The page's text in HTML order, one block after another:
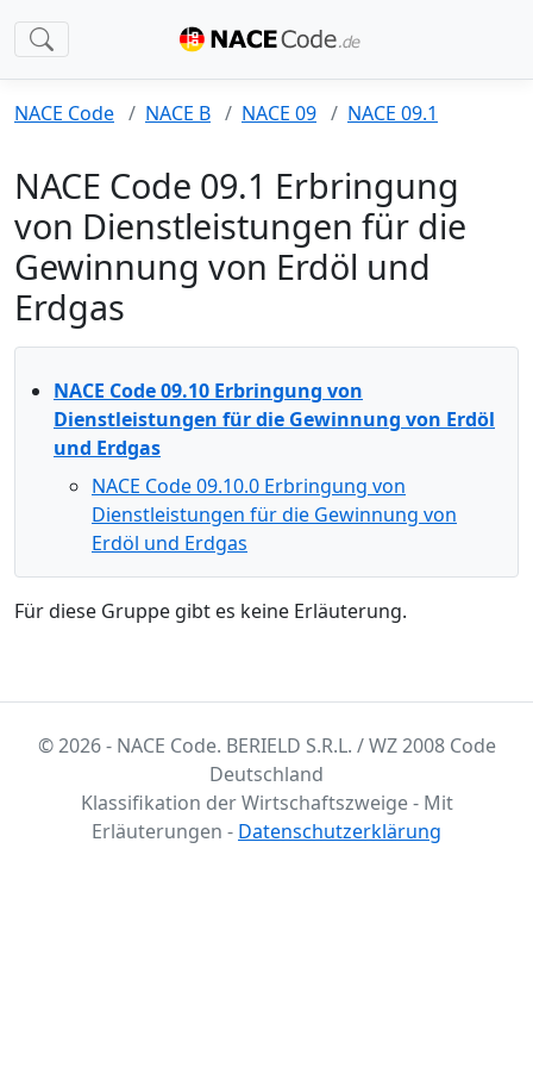
NACE Code NACE B NACE 09 NACE 09.1
NACE Code 09.1 Erbringung
von Dienstleistungen für die
Gewinnung von Erdöl und
Erdgas
NACE Code 09.10 Erbringung von
Dienstleistungen für die Gewinnung von Erdöl
und Erdgas
NACE Code 09.10.0 Erbringung von
Dienstleistungen für die Gewinnung von
Erdöl und Erdgas
Für diese Gruppe gibt es keine Erläuterung.
© 2026 - NACE Code. BERIELD S.R.L. / WZ 2008 Code
Deutschland
Klassifikation der Wirtschaftszweige - Mit
Erläuterungen - Datenschutzerklärung